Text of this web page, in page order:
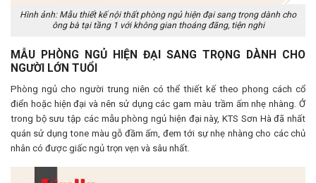
Hình ảnh: Mẫu thiết kế nội thất phòng ngủ hiện đại sang trọng dành cho
ông bà tại tầng 1 với không gian thoáng đãng, tiện nghi
MẪU PHÒNG NGỦ HIỆN ĐẠI SANG TRỌNG DÀNH CHO
NGƯỜI LỚN TUỔI
Phòng ngủ cho người trung niên có thể thiết kế theo phong cách cổ
điển hoặc hiện đại và nên sử dụng các gam màu trầm ấm nhẹ nhàng. Ở
trong bộ sưu tập các mẫu phòng ngủ hiện đại này, KTS Sơn Hà đã nhất
quán sử dụng tone màu gỗ đầm ấm, đem tới sự nhẹ nhàng cho các chủ
nhân có được giấc ngủ trọn vẹn và sâu nhất.